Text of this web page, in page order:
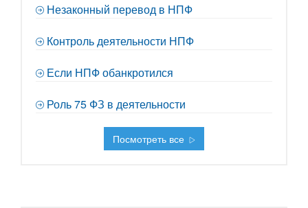
Незаконный перевод в НПФ
Контроль деятельности НПФ
Если НПФ обанкротился
Роль 75 ФЗ в деятельности
Посмотреть все